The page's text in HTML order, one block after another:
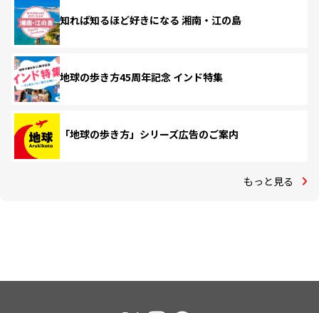
知れば知るほど好きになる 湘南・江の島
地球の歩き方45周年記念 インド特集
「地球の歩き方」シリーズ広告のご案内
もっと見る